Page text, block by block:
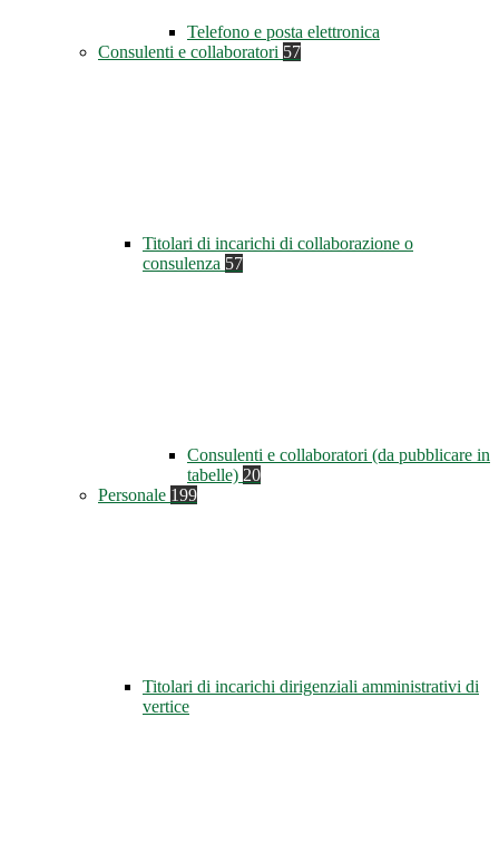
Telefono e posta elettronica
Consulenti e collaboratori 57
Titolari di incarichi di collaborazione o
consulenza 57
Consulenti e collaboratori (da pubblicare in
tabelle) 20
Personale 199
Titolari di incarichi dirigenziali amministrativi di
vertice